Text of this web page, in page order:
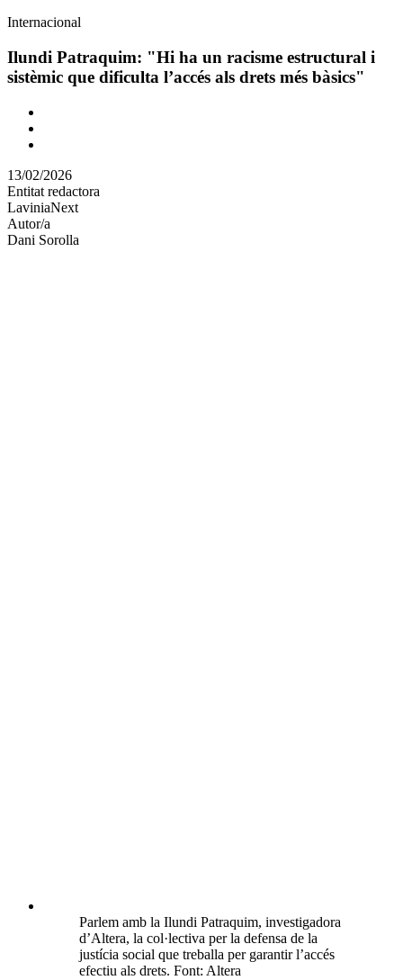
Àmbit
la
notícia
Internacional
Ilundi Patraquim: "Hi ha un racisme estructural i
sistèmic que dificulta l’accés als drets més bàsics"
Comparteix
altres
xarxes
socials
13/02/2026
Entitat redactora
LaviniaNext
Autor/a
Dani Sorolla
Parlem amb la Ilundi Patraquim, investigadora
d’Altera, la col·lectiva per la defensa de la
justícia social que treballa per garantir l’accés
efectiu als drets. Font: Altera